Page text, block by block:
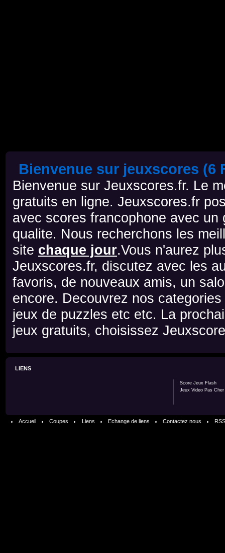
Bienvenue sur jeuxscores (6
Bienvenue sur Jeuxscores.fr. Le
gratuits en ligne. Jeuxscores.fr
avec scores francophone avec
qualite. Nous recherchons les
site chaque jour.Vous n'aurez
Jeuxscores.fr, discutez avec les
favoris, de nouveaux amis, un
encore. Decouvrez nos
jeux de puzzles etc etc. La
jeux gratuits, choisissez
LIENS
Score Jeux Flash
Jeux Video Pas Cher
Accueil Coupes Liens Echange de liens Contactez nous